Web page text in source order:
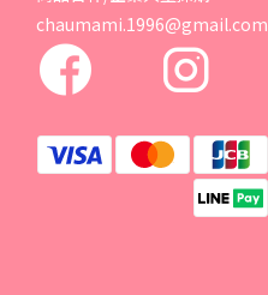
chaumami.1996@gmail.com